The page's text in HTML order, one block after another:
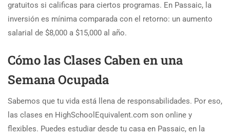
gratuitos si calificas para ciertos programas. En Passaic, la
inversión es mínima comparada con el retorno: un aumento
salarial de $8,000 a $15,000 al año.
Cómo las Clases Caben en una
Semana Ocupada
Sabemos que tu vida está llena de responsabilidades. Por eso,
las clases en HighSchoolEquivalent.com son online y
flexibles. Puedes estudiar desde tu casa en Passaic, en la